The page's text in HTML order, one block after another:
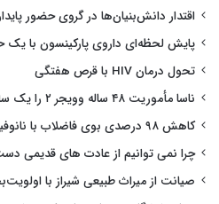
اقتدار دانش‌بنیان‌ها در گروی حضور پایدار
پایش لحظه‌ای داروی پارکینسون با یک
تحول درمان HIV با قرص هفتگی
ناسا مأموریت ۴۸ ساله وویجر ۲ را یک سال دیگر تمدید کرد
کاهش ۹۸ درصدی بوی فاضلاب با نانوفیلتر ایرانی
چرا نمی توانیم از عادت های قدیمی
صیانت از میراث طبیعی شیراز با